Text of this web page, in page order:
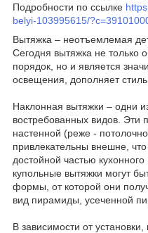
Подробности по ссылке
belyi-103995615/
Вытяжка – неотъемлемая
Сегодня вытяжка не только
порядок, но и является
освещения, дополняет стиль
Наклонная вытяжки – одни
востребованных видов. Эти
настенной (реже -
привлекательны внешне,
достойной частью
купольные вытяжки могут
формы, от которой они
вид пирамиды, усеченной
В зависимости от